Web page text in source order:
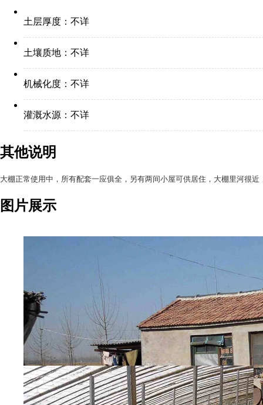
土层厚度： 不详
土壤质地： 不详
机械化度： 不详
灌溉水源： 不详
其他说明
大棚正常使用中，所有配套一应俱全，另有两间小屋可供居住，大棚里河很近
图片展示